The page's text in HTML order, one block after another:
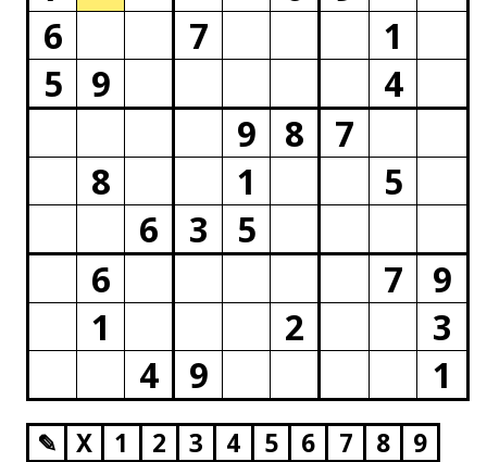
6
7
1
5
9
4
9
8
7
8
1
5
6
3
5
6
7
9
1
2
3
4
9 1
✎ X 1 2 3 4 5 6 7 8 9